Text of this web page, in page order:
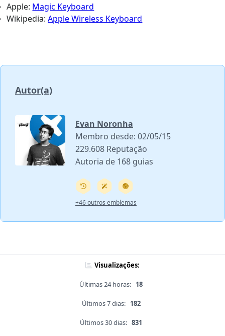
Apple: Magic Keyboard
Wikipedia:Apple Wireless Keyboard
Autor(a)
Evan Noronha
Membro desde: 02/05/15
229.608 Reputação
Autoria de 168 guias
+46 outros emblemas
Visualizações:
Últimas 24 horas: 18
Últimos 7 dias: 182
Últimos 30 dias: 831